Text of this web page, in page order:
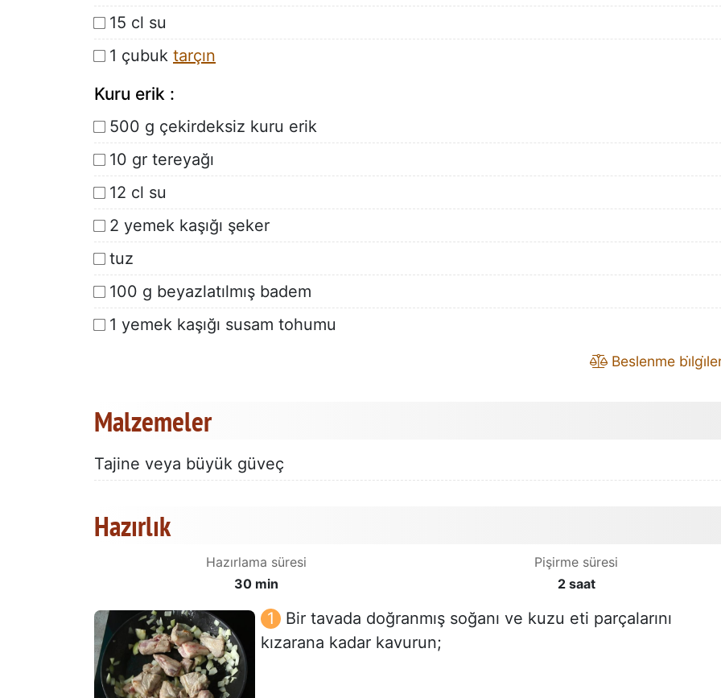
15 cl su
1 çubuk tarçın
Kuru erik :
500 g çekirdeksiz kuru erik
10 gr tereyağı
12 cl su
2 yemek kaşığı şeker
tuz
100 g beyazlatılmış badem
1 yemek kaşığı susam tohumu
Beslenme
Malzemeler
Tajine veya büyük güveç
Hazırlık
Hazırlama süresi
30 min
Pişirme süresi
2 saat
Bir tavada doğranmış soğanı ve kuzu eti parçalarını
kızarana kadar kavurun;